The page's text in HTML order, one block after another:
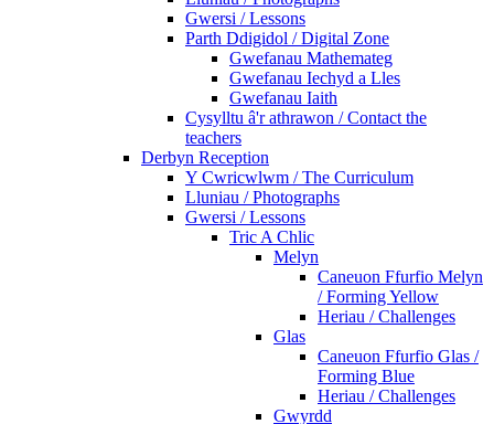
Gwersi / Lessons
Parth Ddigidol / Digital Zone
Gwefanau Mathemateg
Gwefanau Iechyd a Lles
Gwefanau Iaith
Cysylltu â'r athrawon / Contact the
teachers
Derbyn Reception
Y Cwricwlwm / The Curriculum
Lluniau / Photographs
Gwersi / Lessons
Tric A Chlic
Melyn
Caneuon Ffurfio Melyn
/ Forming Yellow
Heriau / Challenges
Glas
Caneuon Ffurfio Glas /
Forming Blue
Heriau / Challenges
Gwyrdd